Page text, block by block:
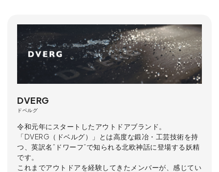
DVERG
ドベルグ
令和元年にスタートしたアウトドアブランド。
「DVERG（ドベルグ）」とは高度な鍛冶・工芸技術を持
つ、英訳名”ドワーフ”で知られる北欧神話に登場する妖精
です。
これまでアウトドアを経験してきたメンバーが、感じてい